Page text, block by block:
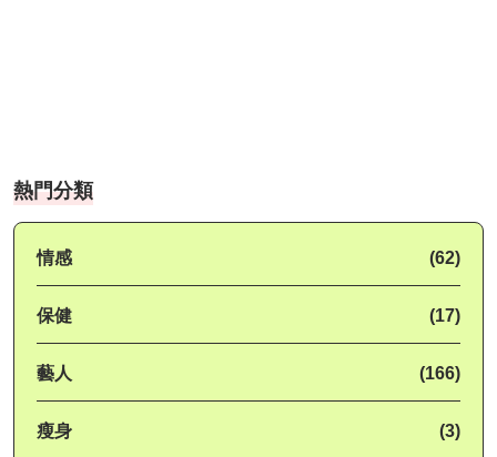
熱門分類
情感 (62)
保健 (17)
藝人 (166)
瘦身 (3)